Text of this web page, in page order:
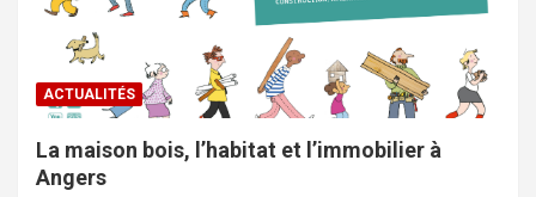
ACTUALITÉS
La maison bois, l’habitat et l’immobilier à
Angers